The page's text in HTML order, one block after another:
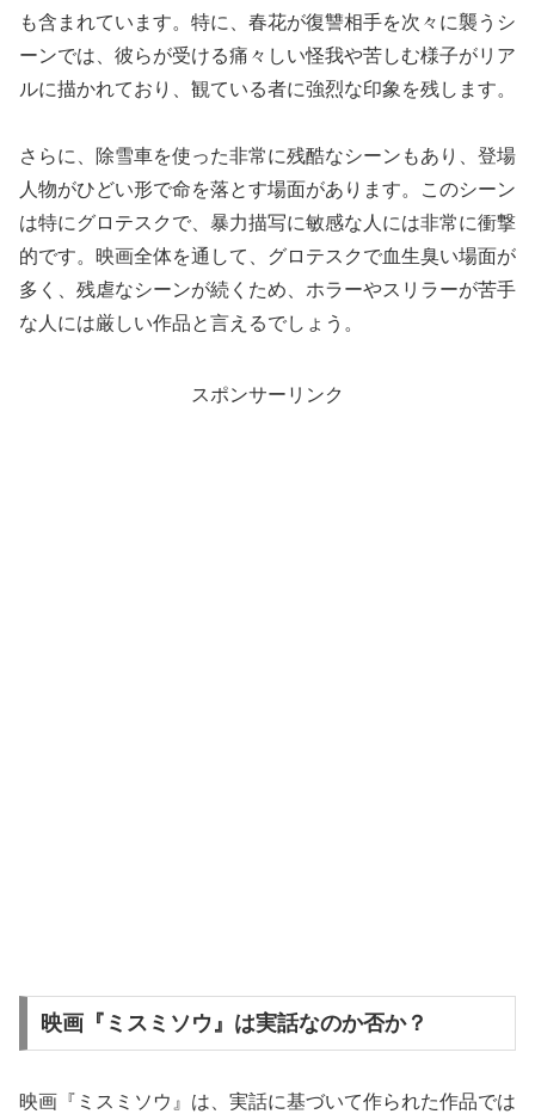
も含まれています。特に、春花が復讐相手を次々に襲うシ
ーンでは、彼らが受ける痛々しい怪我や苦しむ様子がリア
ルに描かれており、観ている者に強烈な印象を残します。
さらに、除雪車を使った非常に残酷なシーンもあり、登場
人物がひどい形で命を落とす場面があります。このシーン
は特にグロテスクで、暴力描写に敏感な人には非常に衝撃
的です。映画全体を通して、グロテスクで血生臭い場面が
多く、残虐なシーンが続くため、ホラーやスリラーが苦手
な人には厳しい作品と言えるでしょう。
スポンサーリンク
映画『ミスミソウ』は実話なのか否か？
映画『ミスミソウ』は、実話に基づいて作られた作品では